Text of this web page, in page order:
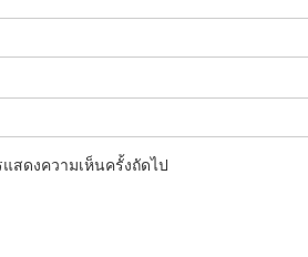
สดงความเห็นครั้งถัดไป